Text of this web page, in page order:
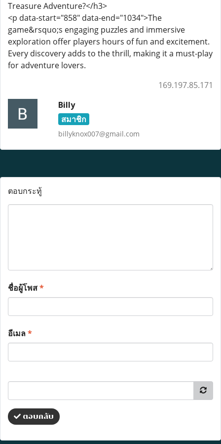
Treasure Adventure?</h3>
<p data-start="858" data-end="1034">The
game&rsquo;s engaging puzzles and immersive
exploration offer players hours of fun and excitement.
Every discovery adds to the thrill, making it a must-play
for adventure lovers.
169.197.85.171
Billy
สมาชิก
billyknox007@gmail.com
ตอบกระทู้
ชื่อผู้โพส*
อีเมล*
ตอบกลับ